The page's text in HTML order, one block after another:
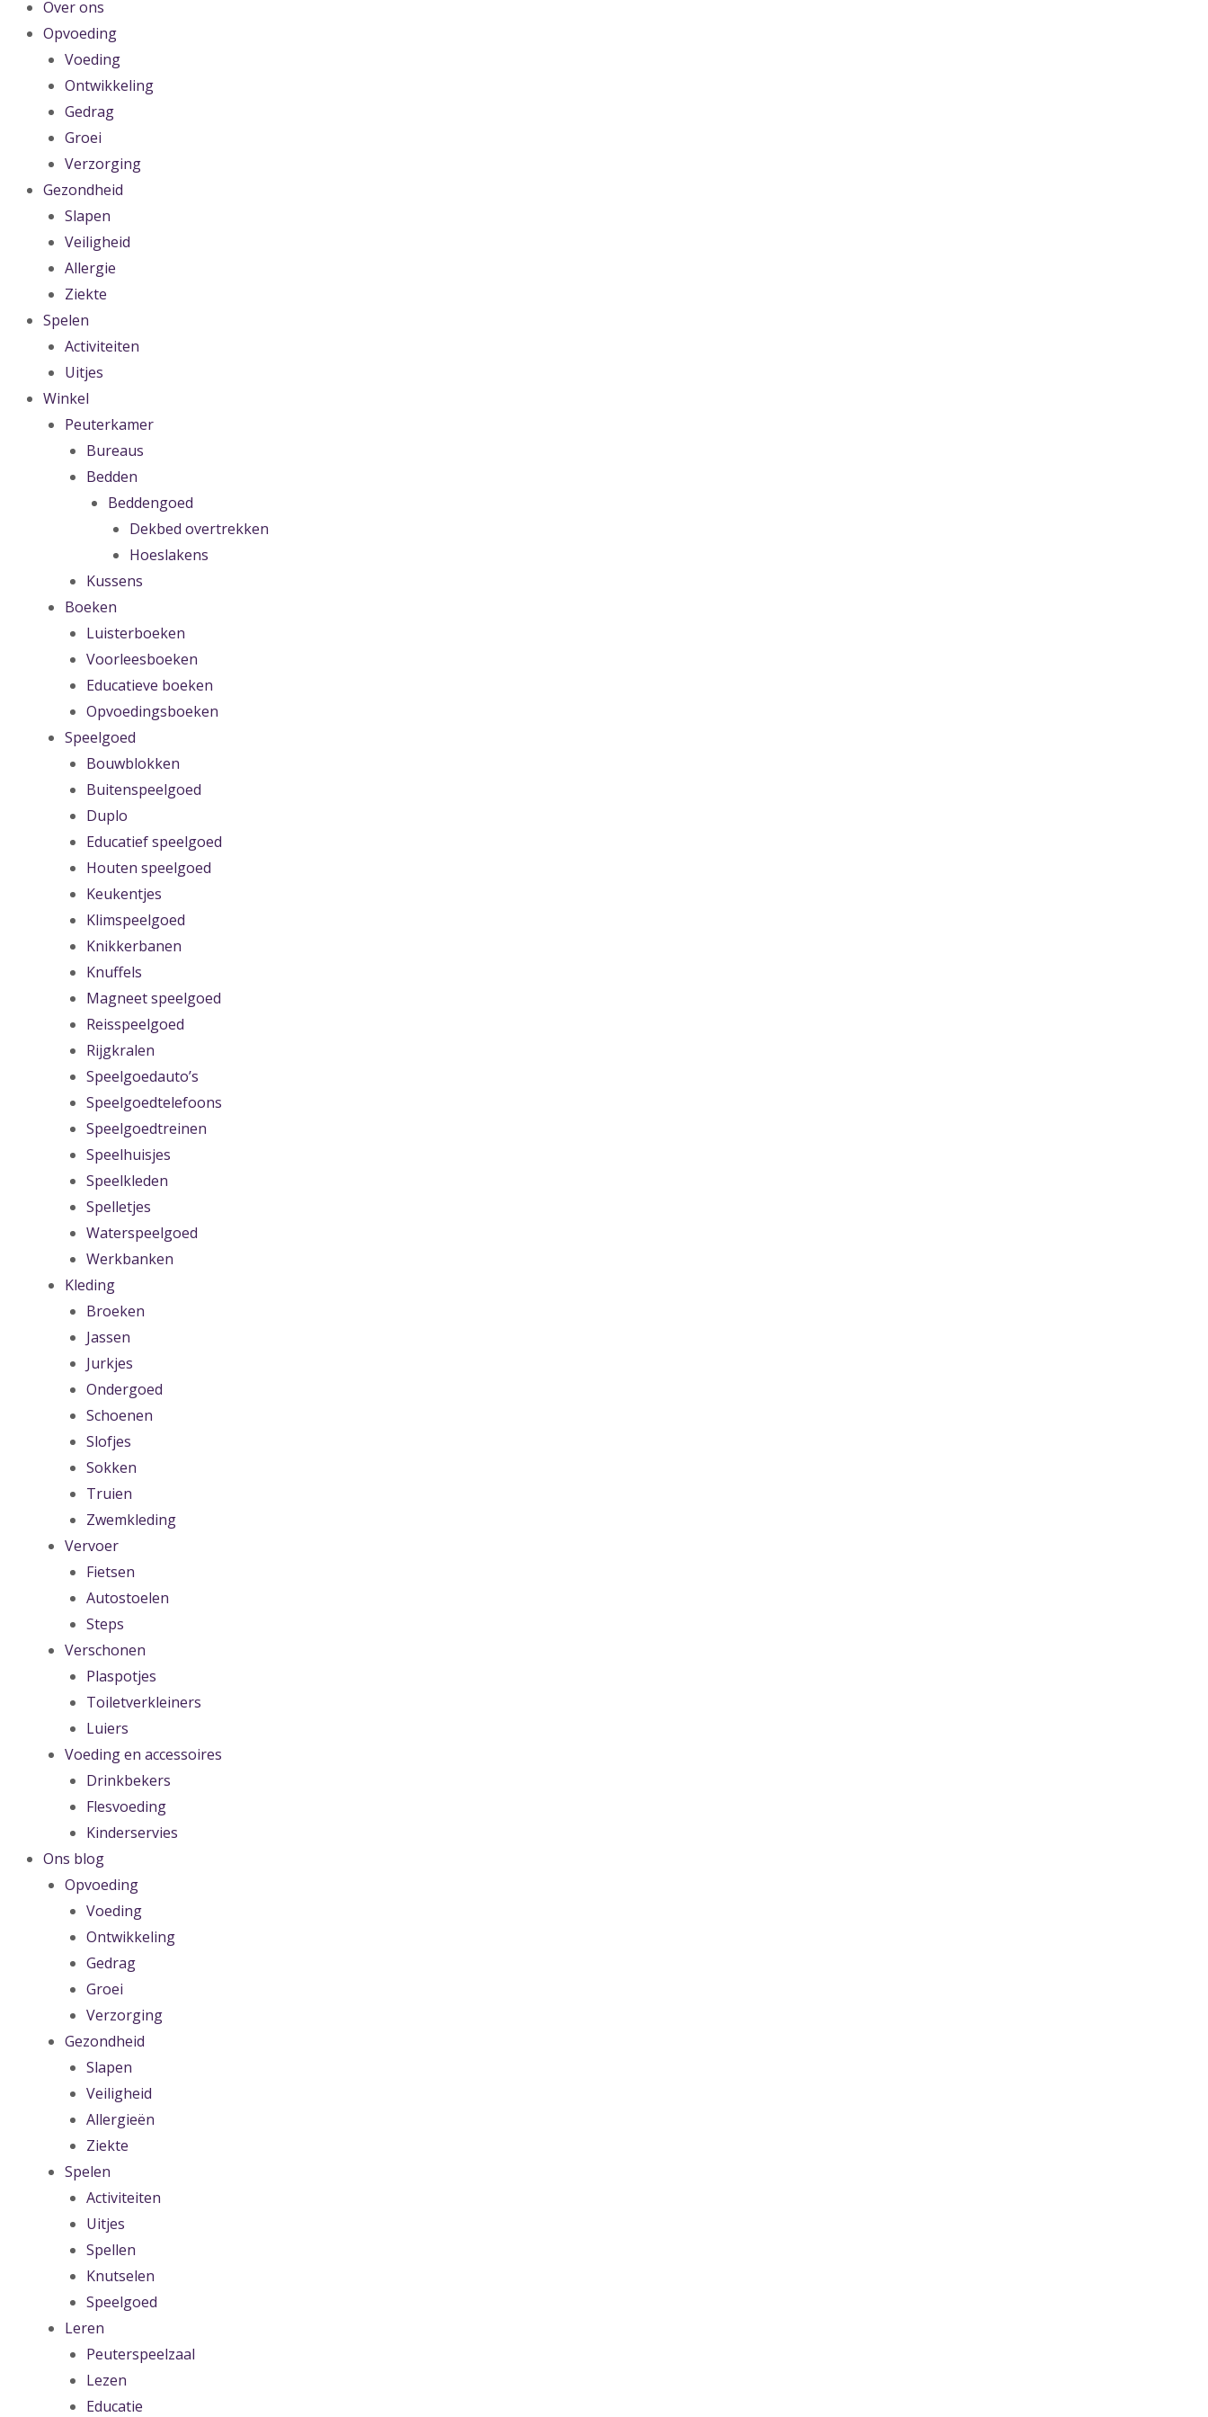
Over ons
Opvoeding
Voeding
Ontwikkeling
Gedrag
Groei
Verzorging
Gezondheid
Slapen
Veiligheid
Allergie
Ziekte
Spelen
Activiteiten
Uitjes
Winkel
Peuterkamer
Bureaus
Bedden
Beddengoed
Dekbed overtrekken
Hoeslakens
Kussens
Boeken
Luisterboeken
Voorleesboeken
Educatieve boeken
Opvoedingsboeken
Speelgoed
Bouwblokken
Buitenspeelgoed
Duplo
Educatief speelgoed
Houten speelgoed
Keukentjes
Klimspeelgoed
Knikkerbanen
Knuffels
Magneet speelgoed
Reisspeelgoed
Rijgkralen
Speelgoedauto’s
Speelgoedtelefoons
Speelgoedtreinen
Speelhuisjes
Speelkleden
Spelletjes
Waterspeelgoed
Werkbanken
Kleding
Broeken
Jassen
Jurkjes
Ondergoed
Schoenen
Slofjes
Sokken
Truien
Zwemkleding
Vervoer
Fietsen
Autostoelen
Steps
Verschonen
Plaspotjes
Toiletverkleiners
Luiers
Voeding en accessoires
Drinkbekers
Flesvoeding
Kinderservies
Ons blog
Opvoeding
Voeding
Ontwikkeling
Gedrag
Groei
Verzorging
Gezondheid
Slapen
Veiligheid
Allergieën
Ziekte
Spelen
Activiteiten
Uitjes
Spellen
Knutselen
Speelgoed
Leren
Peuterspeelzaal
Lezen
Educatie